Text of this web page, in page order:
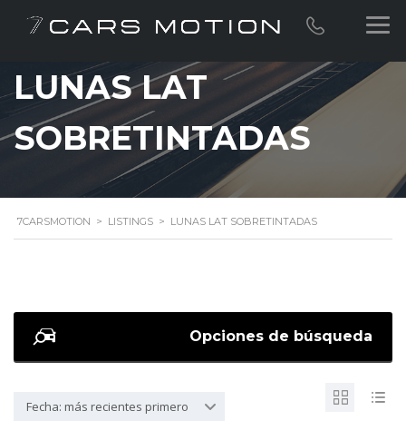
LUNAS LAT
SOBRETINTADAS
7CARSMOTION > LISTINGS > LUNAS LAT SOBRETINTADAS
Opciones de búsqueda
Fecha: más recientes primero